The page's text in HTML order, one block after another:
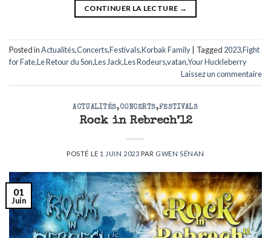
CONTINUER LA LECTURE →
Posted inActualités,Concerts,Festivals,Korbak Family Tagged 2023,Fight
for Fate,Le Retour du Son,Les Jack,Les Rodeurs,vatan,Your Huckleberry
Laissez un commentaire
ACTUALITÉS,CONCERTS,FESTIVALS
Rock in Rebrech’12
POSTÉ LE 1 JUIN 2023 PAR GWEN SÉNAN
01
Juin